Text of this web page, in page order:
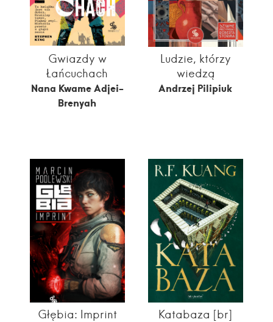
Gwiazdy w
Łańcuchach
Nana Kwame Adjei-
Brenyah
Ludzie, którzy
wiedzą
Andrzej Pilipiuk
Głębia: Imprint Katabaza [br]